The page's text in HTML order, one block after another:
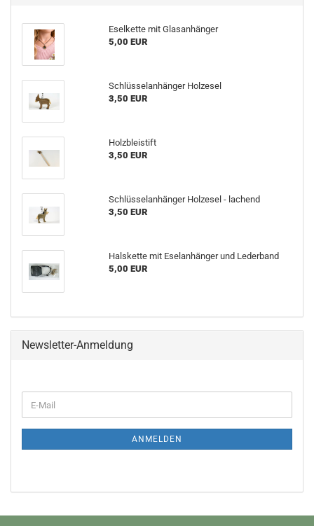
Eselkette mit Glasanhänger
5,00 EUR
Schlüsselanhänger Holzesel
3,50 EUR
Holzbleistift
3,50 EUR
Schlüsselanhänger Holzesel - lachend
3,50 EUR
Halskette mit Eselanhänger und Lederband
5,00 EUR
Newsletter-Anmeldung
ZUR
E-
Mail
ANMELDEN